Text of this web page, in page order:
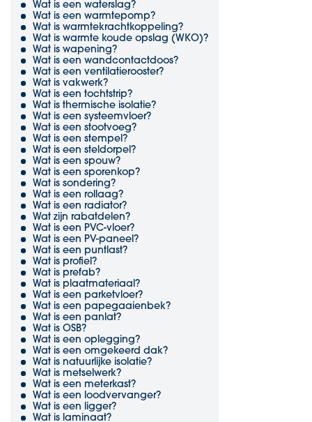
Wat is een waterslag?
Wat is een warmtepomp?
Wat is warmtekrachtkoppeling?
Wat is warmte koude opslag (WKO)?
Wat is wapening?
Wat is een wandcontactdoos?
Wat is een ventilatierooster?
Wat is vakwerk?
Wat is een tochtstrip?
Wat is thermische isolatie?
Wat is een systeemvloer?
Wat is een stootvoeg?
Wat is een stempel?
Wat is een steldorpel?
Wat is een spouw?
Wat is een sporenkop?
Wat is sondering?
Wat is een rollaag?
Wat is een radiator?
Wat zijn rabatdelen?
Wat is een PVC-vloer?
Wat is een PV-paneel?
Wat is een puntlast?
Wat is profiel?
Wat is prefab?
Wat is plaatmateriaal?
Wat is een parketvloer?
Wat is een papegaaienbek?
Wat is een panlat?
Wat is OSB?
Wat is een oplegging?
Wat is een omgekeerd dak?
Wat is natuurlijke isolatie?
Wat is metselwerk?
Wat is een meterkast?
Wat is een loodvervanger?
Wat is een ligger?
Wat is laminaat?